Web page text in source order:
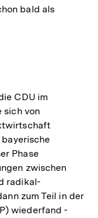
bald als
CDU im
sich von
Phase
zwischen
radikal-
zum Teil in der
wiederfand -